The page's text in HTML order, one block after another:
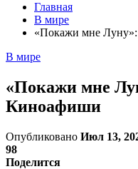
Главная
В мире
«Покажи мне
В мире
«Покажи мне
Киноафиши
Опубликовано Июл 13,
98
Поделится